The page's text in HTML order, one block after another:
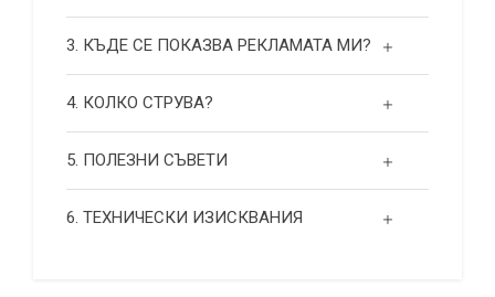
3. КЪДЕ СЕ ПОКАЗВА РЕКЛАМАТА МИ?
4. КОЛКО СТРУВА?
5. ПОЛЕЗНИ СЪВЕТИ
6. ТЕХНИЧЕСКИ ИЗИСКВАНИЯ